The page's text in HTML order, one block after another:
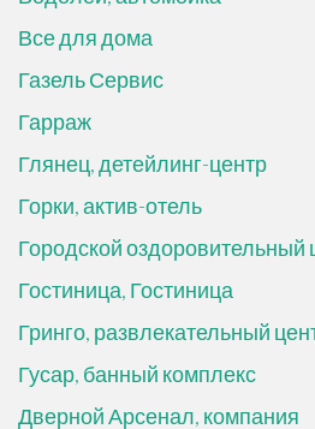
Все для дома
Газель Сервис
Гарраж
Глянец, детейлинг-центр
Горки, актив-отель
Городской оздоровительный
Гостиница, Гостиница
Гринго, развлекательный
Гусар, банный комплекс
Дверной Арсенал, компания